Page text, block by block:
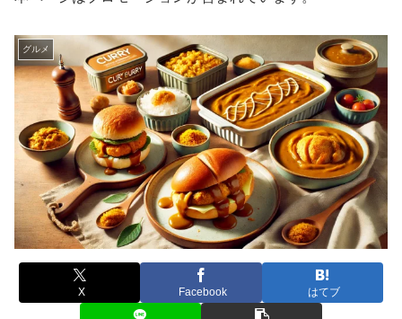
グルメ
X Facebook はてブ